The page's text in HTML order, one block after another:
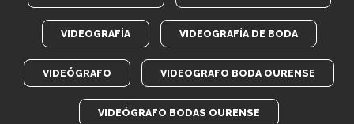
VIDEOGRAFÍA VIDEOGRAFÍA DE BODA
VIDEÓGRAFO VIDEOGRAFO BODA OURENSE
VIDEÓGRAFO BODAS OURENSE